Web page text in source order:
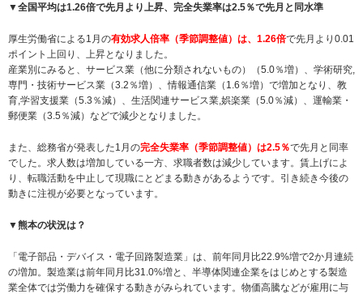
▼全国平均は1.26倍で先月より上昇、完全失業率は2.5％で先月と同水準
厚生労働省による1月の有効求人倍率（季節調整値）は、1.26倍で先月より0.01
ポイント上回り、上昇となりました。
産業別にみると、サービス業（他に分類されないもの）（5.0％増）、学術研究,
専門・技術サービス業（3.2％増）、情報通信業（1.6％増）で増加となり、教
育,学習支援業（5.3％減）、生活関連サービス業,娯楽業（5.0％減）、運輸業・
郵便業（3.5％減）などで減少となりました。
また、総務省が発表した1月の完全失業率（季節調整値）は2.5％で先月と同率
でした。求人数は増加している一方、求職者数は減少しています。賃上げによ
り、転職活動を中止して現職にとどまる動きがあるようです。引き続き今後の
動きに注視が必要となっています。
▼熊本の状況は？
「電子部品・デバイス・電子回路製造業」は、前年同月比22.9%増で2か月連続
の増加。製造業は前年同月比31.0%増と、半導体関連企業をはじめとする製造
業全体では労働力を確保する動きがみられています。物価高騰などが雇用に与